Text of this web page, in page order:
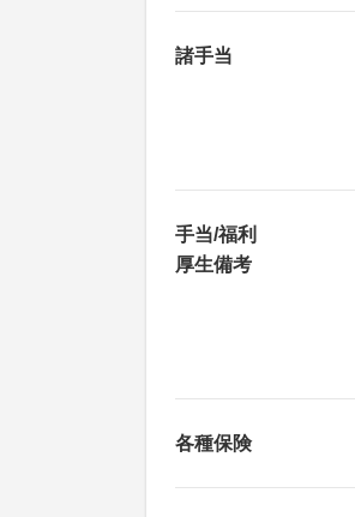
諸手当
手当/福利
厚生備考
各種保険